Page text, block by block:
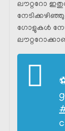
ലൗറ്ററോ
ഗോളുകൾ